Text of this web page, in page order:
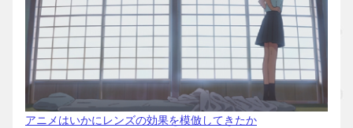
アニメはいかにレンズの効果を模倣してきたか